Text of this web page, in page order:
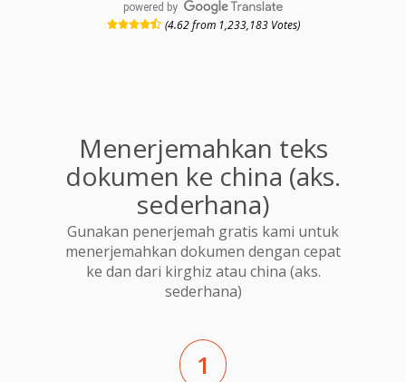
powered by
(4.62 from 1,233,183 Votes)
Menerjemahkan teks
dokumen ke china (aks.
sederhana)
Gunakan penerjemah gratis kami untuk
menerjemahkan dokumen dengan cepat
ke dan dari kirghiz atau china (aks.
sederhana)
1